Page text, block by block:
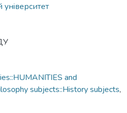
and
subjects::History subjects,